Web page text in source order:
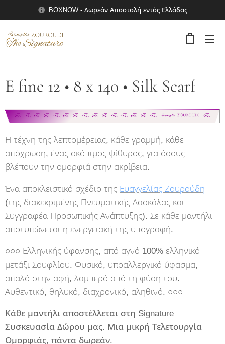
BOXNOW - Δωρεάν Αποστολή εντός Ελλάδας
E fine 12 • 8 x 140 • Silk Scarf
Η τέχνη της λεπτομέρειας, κάθε γραμμή, κάθε
απόχρωση, ένας σκόπιμος ψίθυρος, για όσους
βλέπουν την ομορφιά στην ακρίβεια.
Ένα αποκλειστικό σχέδιο της Ευαγγελίας Ζουρούδη
(της διακεκριμένης Πνευματικής Δασκάλας και
Συγγραφέα Προσωπικής Ανάπτυξης). Σε κάθε μαντήλι
αποτυπώνεται η ενεργειακή της υπογραφή.
○○○ Ελληνικής ύφανσης, από αγνό 100% ελληνικό
μετάξι Σουφλίου. Φυσικό, υποαλλεργικό ύφασμα,
απαλό στην αφή, λαμπερό από τη φύση του.
Αυθεντικό, θηλυκό, διαχρονικό, αληθινό. ○○○
Κάθε μαντήλι αποστέλλεται στη Signature
Συσκευασία Δώρου μας. Μια μικρή Τελετουργία
Ομορφιάς, πάντα δωρεάν.